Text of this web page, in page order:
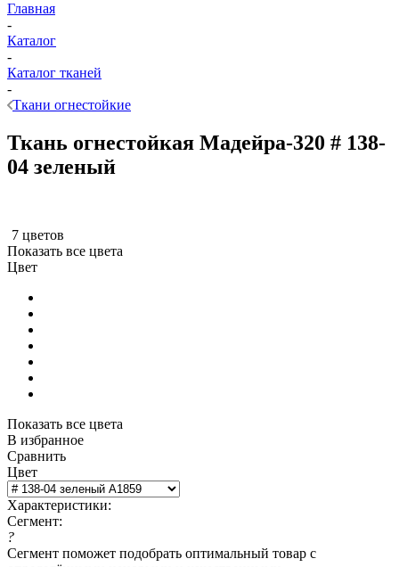
Главная
-
Каталог
-
Каталог тканей
-
Ткани огнестойкие
Ткань огнестойкая Мадейра-320 # 138-
04 зеленый
7 цветов
Показать все цвета
Цвет
Показать все цвета
В избранное
Сравнить
Цвет
Характеристики:
Сегмент:
?
Сегмент поможет подобрать оптимальный товар с